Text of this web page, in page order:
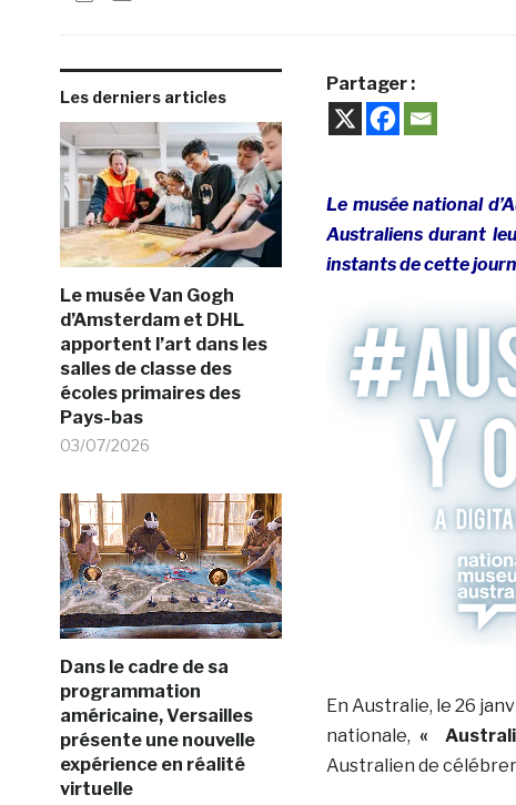
Les derniers articles
Le musée Van Gogh
d’Amsterdam et DHL
apportent l’art dans les
salles de classe des
écoles primaires des
Pays-bas
03/07/2026
Dans le cadre de sa
programmation
américaine, Versailles
présente une nouvelle
expérience en réalité
virtuelle
Partager :
Le musée national
Australiens durant
instants de cette
En Australie, le 26
nationale, «
Australien de